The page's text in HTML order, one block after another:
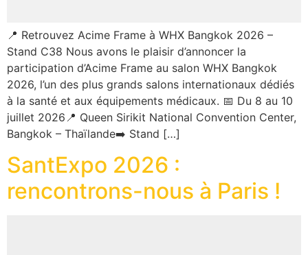
📍 Retrouvez Acime Frame à WHX Bangkok 2026 –
Stand C38 Nous avons le plaisir d’annoncer la
participation d’Acime Frame au salon WHX Bangkok
2026, l’un des plus grands salons internationaux dédiés
à la santé et aux équipements médicaux. 📅 Du 8 au 10
juillet 2026📍 Queen Sirikit National Convention Center,
Bangkok – Thaïlande➡️ Stand […]
SantExpo 2026 :
rencontrons-nous à Paris !